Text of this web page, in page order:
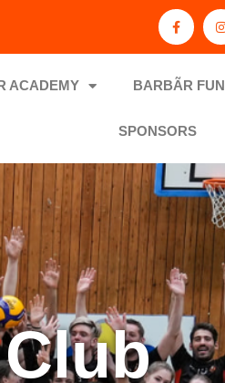
ACADEMY BARBÃR FUN
SPONSORS